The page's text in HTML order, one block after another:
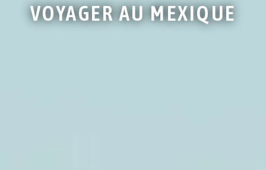
VOYAGER AU MEXIQUE